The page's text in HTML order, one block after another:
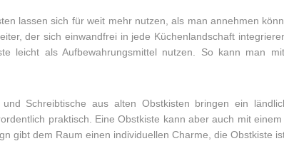
lassen sich für weit mehr nutzen, als man annehmen
der sich einwandfrei in jede Küchenlandschaft
leicht als Aufbewahrungsmittel nutzen. So kann man
und Schreibtische aus alten Obstkisten bringen ein
praktisch. Eine Obstkiste kann aber auch mit
gibt dem Raum einen individuellen Charme, die Obstkiste